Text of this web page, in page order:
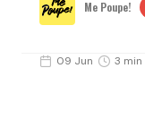
Me Poupe!
09 Jun 3